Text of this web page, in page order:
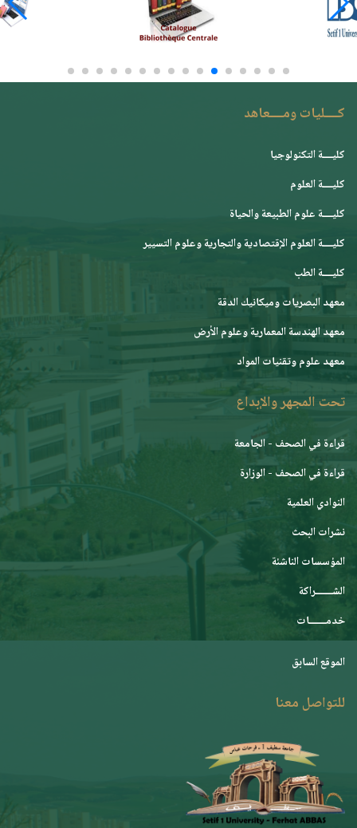
كــــليات ومــــعاهد
كليــــة التكنولوجيا
كليــــة العلوم
كليــــة علوم الطبيعة والحياة
كليــــة العلوم الإقتصادية والتجارية وعلوم التسيير
كليــــة الطب
معهد البصريات وميكانيك الدقة
معهد الهندسة المعمارية وعلوم الأرض
معهد علوم وتقنيات المواد
تحت المجهر والإبداع
قراءة في الصحف - الجامعة
قراءة في الصحف - الوزارة
النوادي العلمية
نشرات البحث
المؤسسات الناشئة
الشـــــــراكة
خدمـــــــات
الموقع السابق
للتواصل معنا